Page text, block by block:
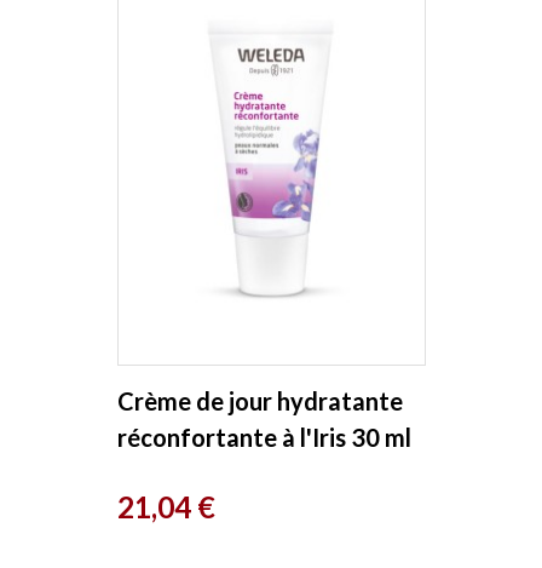
Crème de jour hydratante
réconfortante à l'Iris 30 ml
Prix
21,04 €